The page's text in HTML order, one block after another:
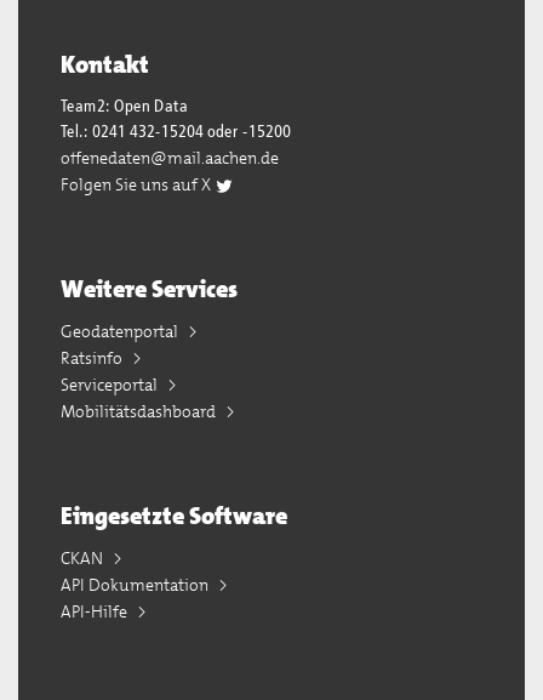
Kontakt
Team2: Open Data
Tel.: 0241 432-15204 oder -15200
offenedaten@mail.aachen.de
Folgen Sie uns auf X
Weitere Services
Geodatenportal
Ratsinfo
Serviceportal
Mobilitätsdashboard
Eingesetzte Software
CKAN
API Dokumentation
API-Hilfe